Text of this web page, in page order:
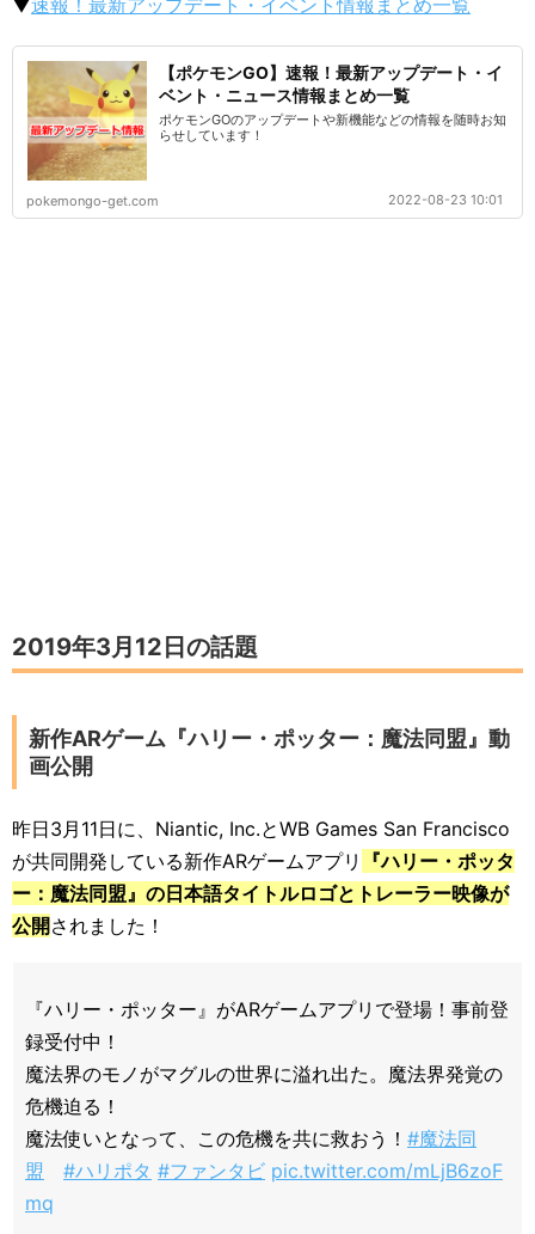
▼速報！最新アップデート・イベント情報まとめ一覧
【ポケモンGO】速報！最新アップデート・イ
ベント・ニュース情報まとめ一覧
ポケモンGOのアップデートや新機能などの情報を随時お知
らせしています！
pokemongo-get.com 2022-08-23 10:01
2019年3月12日の話題
新作ARゲーム『ハリー・ポッター：魔法同盟』動
画公開
昨日3月11日に、Niantic, Inc.とWB Games San Francisco
が共同開発している新作ARゲームアプリ
『ハリー・ポッタ
ー：魔法同盟』の日本語タイトルロゴとトレーラー映像が
公開 されました！
『ハリー・ポッター』がARゲームアプリで登場！事前登
録受付中！
魔法界のモノがマグルの世界に溢れ出た。魔法界発覚の
危機迫る！
魔法使いとなって、この危機を共に救おう！ #魔法同
盟
#ハリポタ #ファンタビ pic.twitter.com/mLjB6zoF
mq